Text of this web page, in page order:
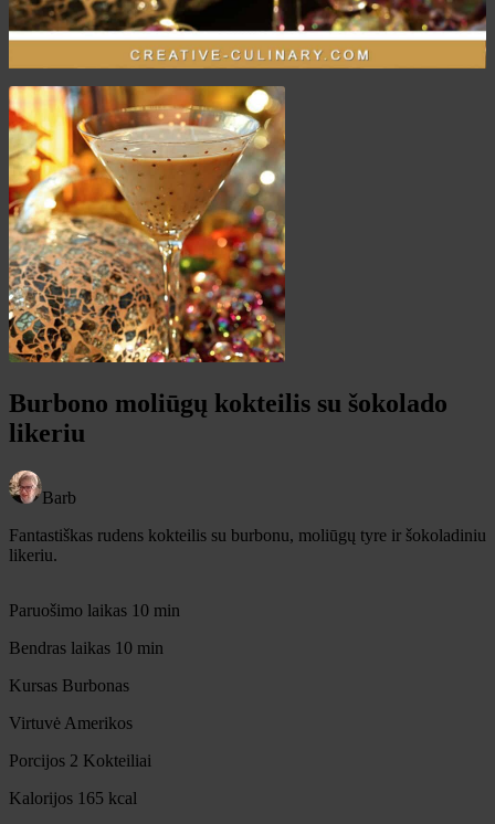
Burbono moliūgų kokteilis su šokolado
likeriu
Barb
Fantastiškas rudens kokteilis su burbonu, moliūgų tyre ir šokoladiniu
likeriu.
Paruošimo laikas 10minučių
min
Bendras laikas 10minučių
min
Kursas Burbonas
Virtuvė Amerikos
Porcijos 2 Kokteiliai
Kalorijos 165 kcal